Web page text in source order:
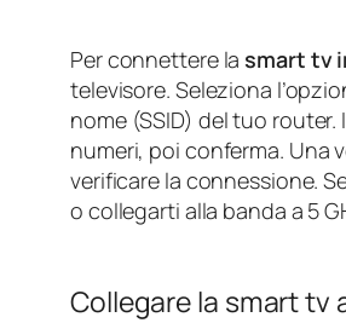
Per connettere lasmart tv
televisore. Seleziona
nome (SSID) del tuo
numeri, poi conferma. Una
verificare la connessione.
o collegarti alla banda a 5
Collegare la smart